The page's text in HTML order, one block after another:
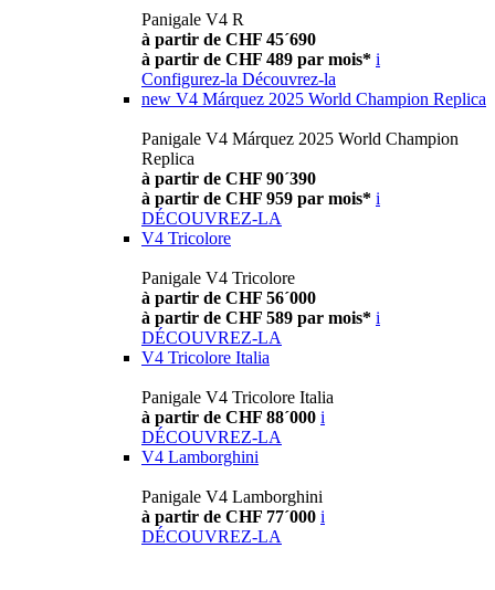
Panigale V4 R
à partir de CHF 45´690
à partir de CHF 489 par mois* i
Configurez-la Découvrez-la
new V4 Márquez 2025 World Champion Replica
Panigale V4 Márquez 2025 World Champion
Replica
à partir de CHF 90´390
à partir de CHF 959 par mois* i
DÉCOUVREZ-LA
V4 Tricolore
Panigale V4 Tricolore
à partir de CHF 56´000
à partir de CHF 589 par mois* i
DÉCOUVREZ-LA
V4 Tricolore Italia
Panigale V4 Tricolore Italia
à partir de CHF 88´000 i
DÉCOUVREZ-LA
V4 Lamborghini
Panigale V4 Lamborghini
à partir de CHF 77´000 i
DÉCOUVREZ-LA